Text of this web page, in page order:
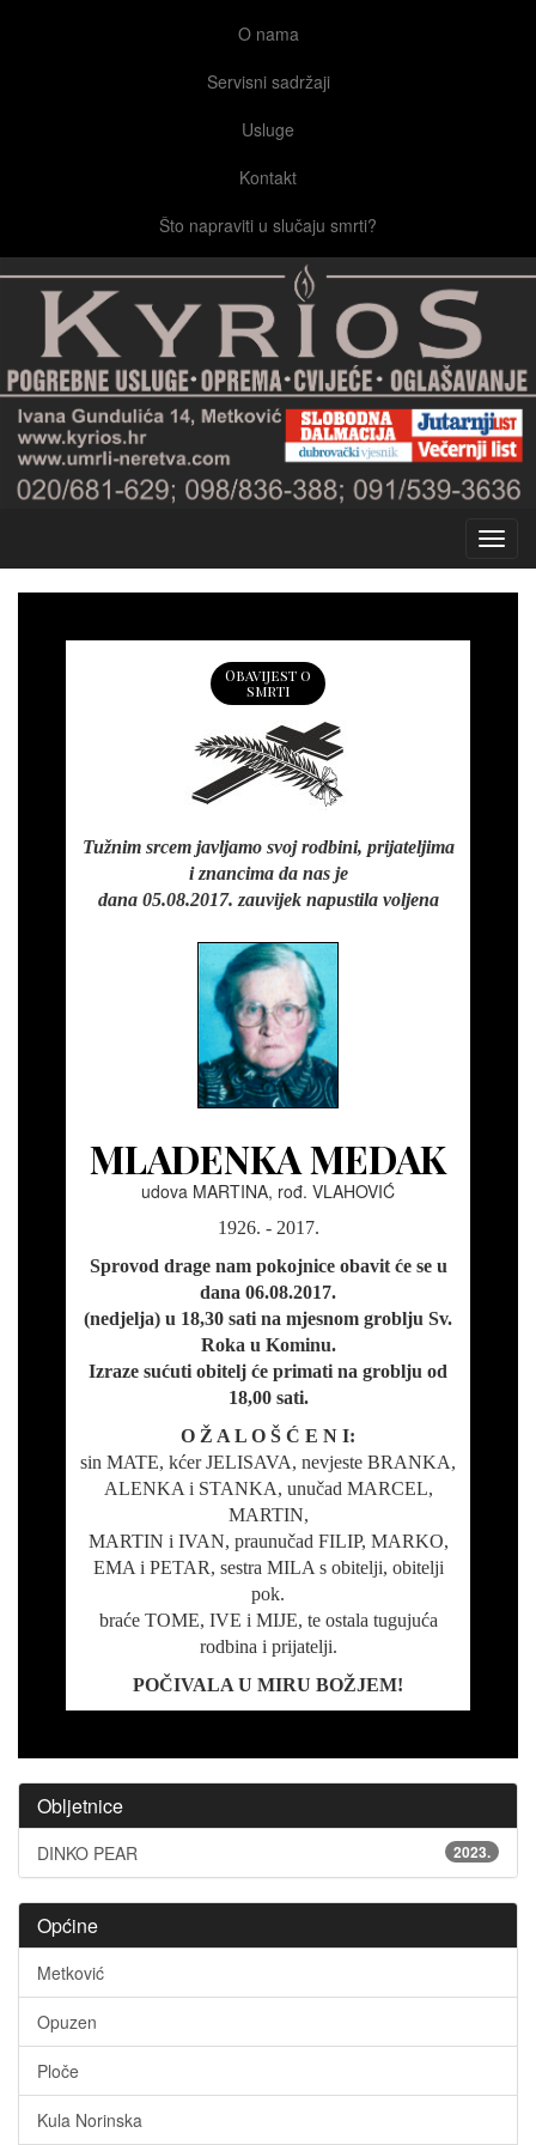
O nama
Servisni sadržaji
Usluge
Kontakt
Što napraviti u slučaju smrti?
Obavijest o
smrti
Tužnim srcem javljamo svoj rodbini, prijateljima
i znancima da nas je
dana 05.08.2017. zauvijek napustila voljena
MLADENKA MEDAK
udova MARTINA, rođ. VLAHOVIĆ
1926. - 2017.
Sprovod drage nam pokojnice obavit će se u
dana 06.08.2017.
(nedjelja) u 18,30 sati na mjesnom groblju Sv.
Roka u Kominu.
Izraze sućuti obitelj će primati na groblju od
18,00 sati.
O Ž A L O Š Ć E N I:
sin MATE, kćer JELISAVA, nevjeste BRANKA,
ALENKA i STANKA, unučad MARCEL,
MARTIN,
MARTIN i IVAN, praunučad FILIP, MARKO,
EMA i PETAR, sestra MILA s obitelji, obitelji
pok.
braće TOME, IVE i MIJE, te ostala tugujuća
rodbina i prijatelji.
POČIVALA U MIRU BOŽJEM!
Obljetnice
DINKO PEAR 2023.
Općine
Metković
Opuzen
Ploče
Kula Norinska